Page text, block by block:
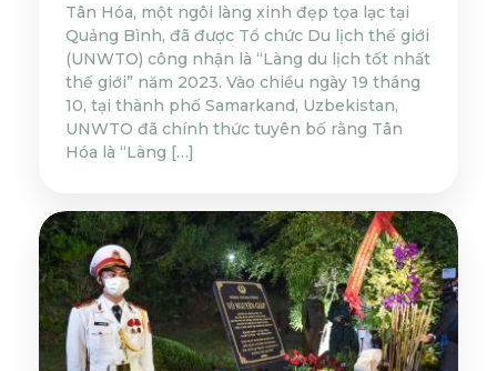
Tân Hóa, một ngôi làng xinh đẹp tọa lạc tại
Quảng Bình, đã được Tổ chức Du lịch thế giới
(UNWTO) công nhận là “Làng du lịch tốt nhất
thế giới” năm 2023. Vào chiều ngày 19 tháng
10, tại thành phố Samarkand, Uzbekistan,
UNWTO đã chính thức tuyên bố rằng Tân
Hóa là “Làng […]